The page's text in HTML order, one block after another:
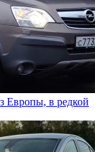
Европы, в редкой